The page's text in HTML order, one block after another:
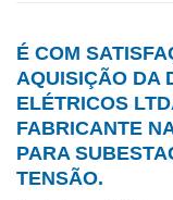
É COM
AQUISIÇÃO DA
ELÉTRICOS
FABRICANTE
PARA
TENSÃO.